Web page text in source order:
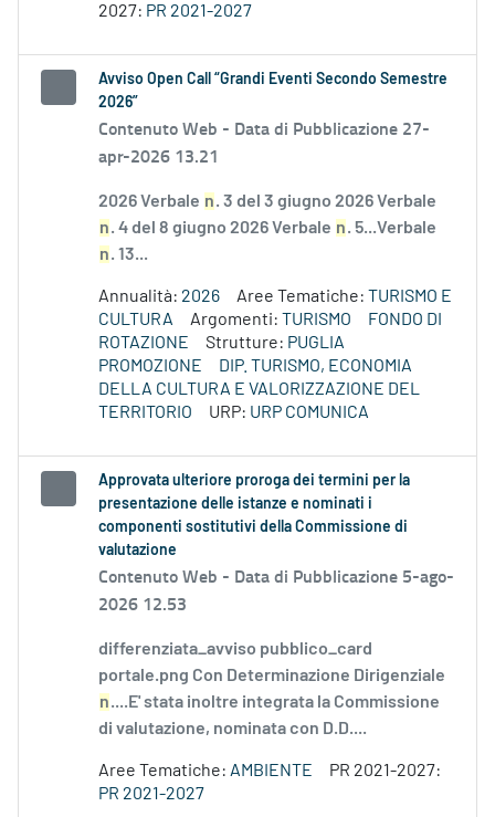
2027: PR 2021-2027
Avviso Open Call “Grandi Eventi Secondo Semestre
2026”
Contenuto Web - Data di Pubblicazione 27-
apr-2026 13.21
2026 Verbale n. 3 del 3 giugno 2026 Verbale
n. 4 del 8 giugno 2026 Verbale n. 5...Verbale
n. 13...
Annualità: 2026 Aree Tematiche: TURISMO E
CULTURA
Argomenti: TURISMO
FONDO DI
ROTAZIONE
Strutture: PUGLIA
PROMOZIONE
DIP. TURISMO, ECONOMIA
DELLA CULTURA E VALORIZZAZIONE DEL
TERRITORIO
URP: URP COMUNICA
Approvata ulteriore proroga dei termini per la
presentazione delle istanze e nominati i
componenti sostitutivi della Commissione di
valutazione
Contenuto Web - Data di Pubblicazione 5-ago-
2026 12.53
differenziata_avviso pubblico_card
portale.png Con Determinazione Dirigenziale
n....E' stata inoltre integrata la Commissione
di valutazione, nominata con D.D....
Aree Tematiche: AMBIENTE
PR 2021-2027:
PR 2021-2027